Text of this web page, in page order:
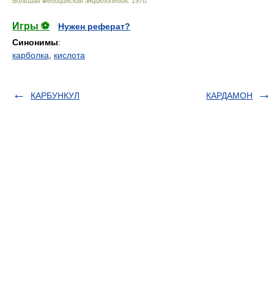
Игры ⚽
Нужен реферат?
Синонимы:
карболка
кислота
КАРБУНКУЛ КАРДАМОН